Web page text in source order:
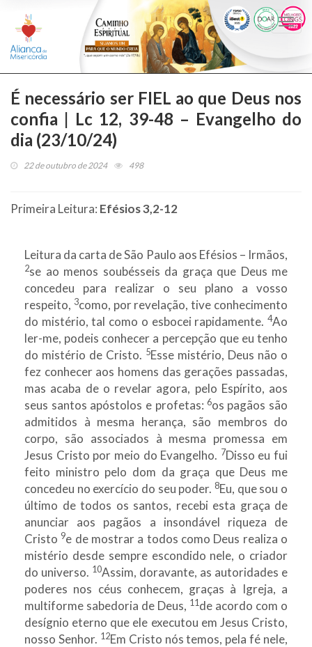
É necessário ser FIEL ao que Deus nos
confia | Lc 12, 39-48 – Evangelho do
dia (23/10/24)
22 de outubro de 2024 498
Primeira Leitura: Efésios 3,2-12
Leitura da carta de São Paulo aos Efésios – Irmãos,
2se ao menos soubésseis da graça que Deus me
concedeu para realizar o seu plano a vosso
respeito, 3como, por revelação, tive conhecimento
do mistério, tal como o esbocei rapidamente. 4Ao
ler-me, podeis conhecer a percepção que eu tenho
do mistério de Cristo. 5Esse mistério, Deus não o
fez conhecer aos homens das gerações passadas,
mas acaba de o revelar agora, pelo Espírito, aos
seus santos apóstolos e profetas: 6os pagãos são
admitidos à mesma herança, são membros do
corpo, são associados à mesma promessa em
Jesus Cristo por meio do Evangelho. 7Disso eu fui
feito ministro pelo dom da graça que Deus me
concedeu no exercício do seu poder. 8Eu, que sou o
último de todos os santos, recebi esta graça de
anunciar aos pagãos a insondável riqueza de
Cristo 9e de mostrar a todos como Deus realiza o
mistério desde sempre escondido nele, o criador
do universo. 10Assim, doravante, as autoridades e
poderes nos céus conhecem, graças à Igreja, a
multiforme sabedoria de Deus, 11de acordo com o
desígnio eterno que ele executou em Jesus Cristo,
nosso Senhor. 12Em Cristo nós temos, pela fé nele,